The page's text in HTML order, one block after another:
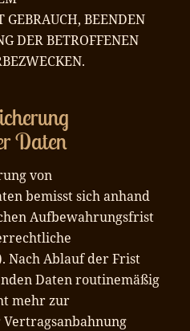
GEBRAUCH, BEENDEN
DER BETROFFENEN
Daten
von
bemisst sich anhand
Aufbewahrungsfrist
Nach Ablauf der Frist
Daten routinemäßig
mehr zur